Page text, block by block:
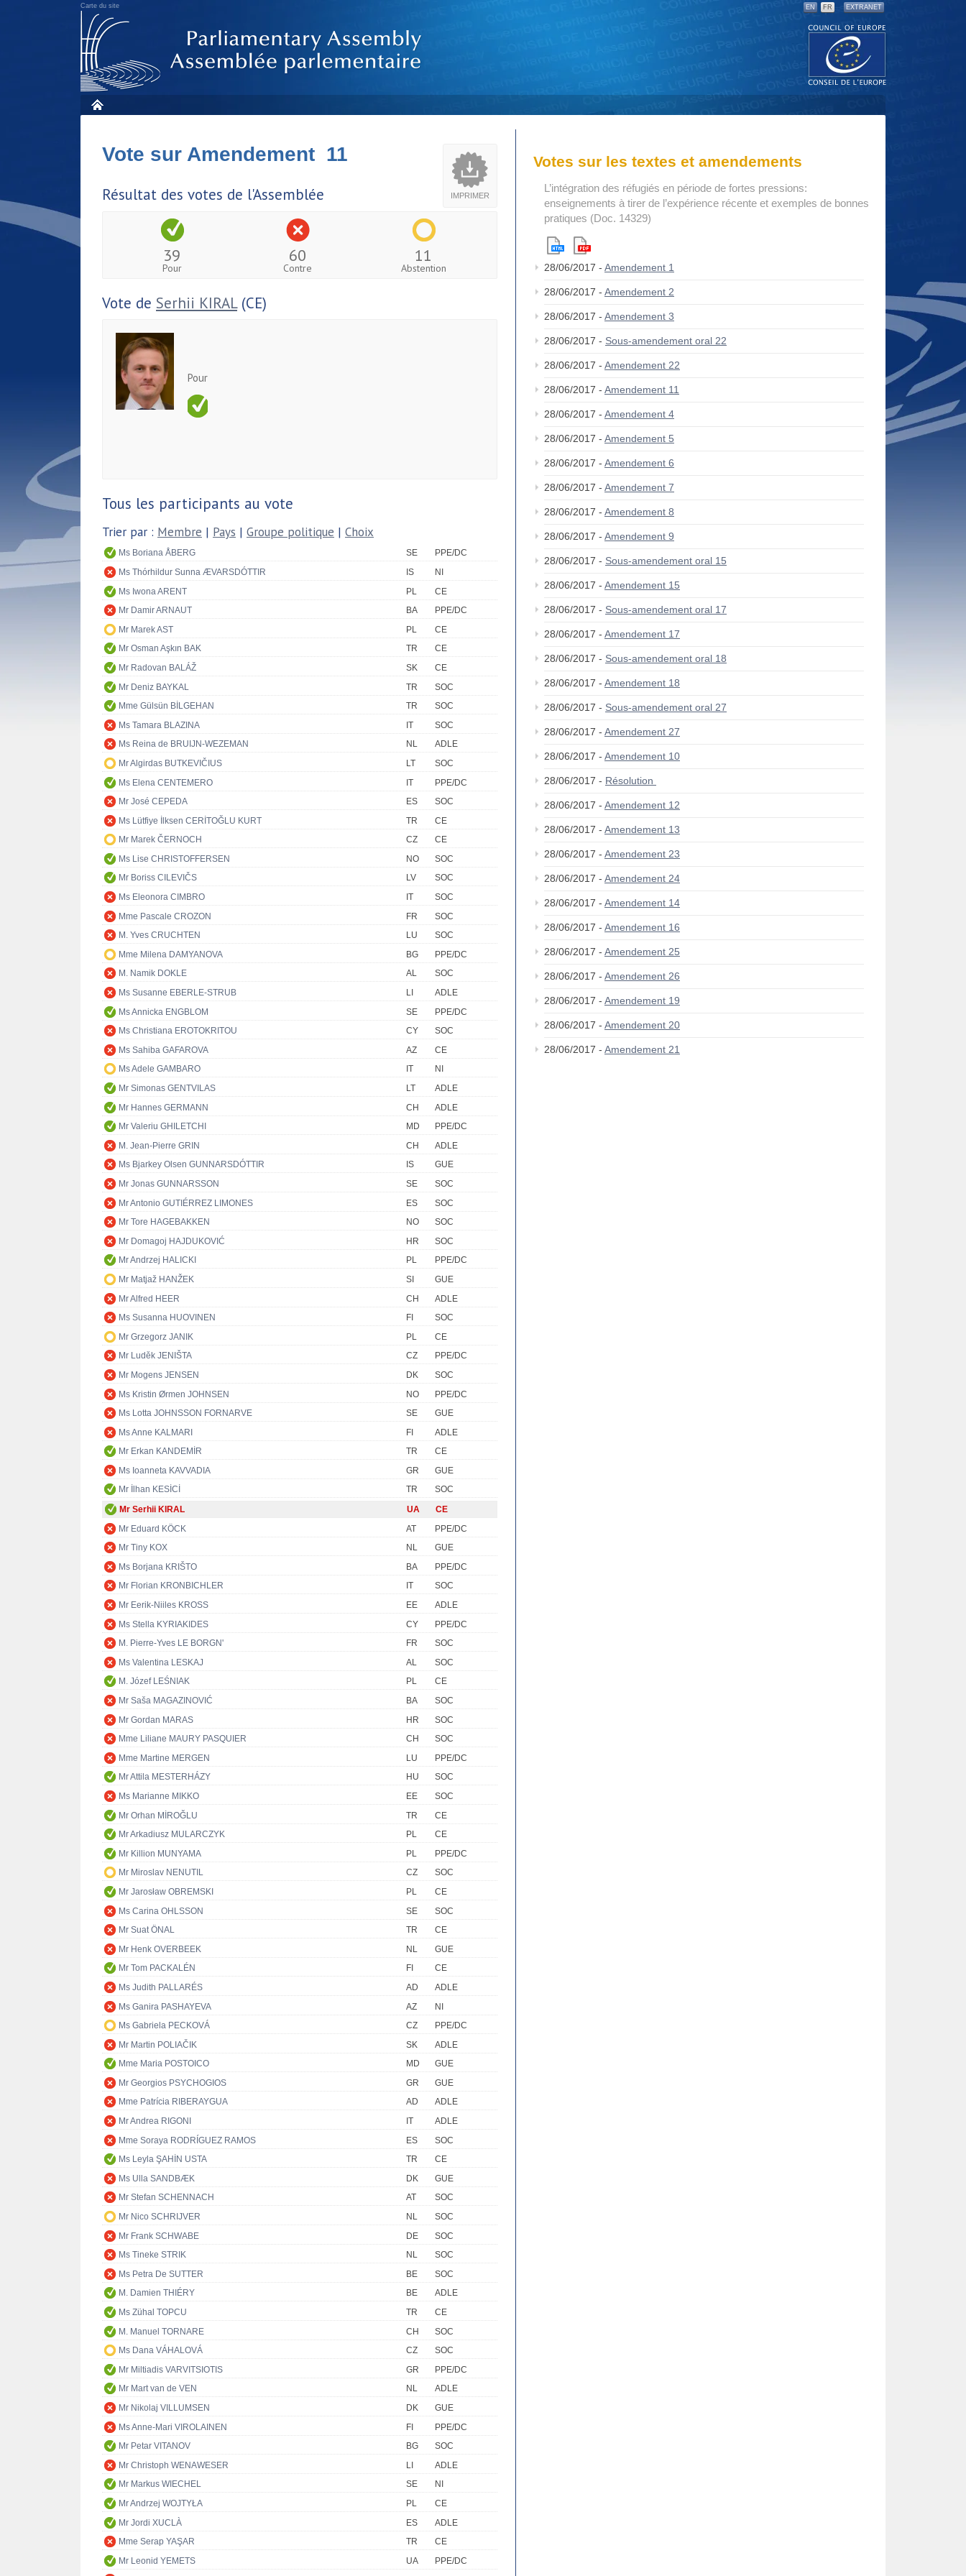
Carte du site EN FR EXTRANET
IMPRIMER
Vote sur Amendement 11
Résultat des votes de l'Assemblée
39
Pour
60
Contre
11
Abstention
Vote de Serhii KIRAL(CE)
Pour
Tous les participants au vote
Trier par : Membre | Pays | Groupe politique | Choix
Ms Boriana ÅBERG SE
PPE/DC
Ms Thórhildur Sunna ÆVARSDÓTTIR
IS
NI
Ms Iwona ARENT
PL
CE
Mr Damir ARNAUT
BA
PPE/DC
Mr Marek AST
PL
CE
Mr Osman Aşkın BAK
TR
CE
Mr Radovan BALÁŽ
SK
CE
Mr Deniz BAYKAL
TR
SOC
Mme Gülsün BİLGEHAN
TR
SOC
Ms Tamara BLAZINA
IT
SOC
Ms Reina de BRUIJN-WEZEMAN
NL
ADLE
Mr Algirdas BUTKEVIČIUS
LT
SOC
Ms Elena CENTEMERO
IT
PPE/DC
Mr José CEPEDA
ES
SOC
Ms Lütfiye İlksen CERİTOĞLU KURT
TR
CE
Mr Marek ČERNOCH
CZ
CE
Ms Lise CHRISTOFFERSEN
NO
SOC
Mr Boriss CILEVIČS
LV
SOC
Ms Eleonora CIMBRO
IT
SOC
Mme Pascale CROZON
FR
SOC
M. Yves CRUCHTEN
LU
SOC
Mme Milena DAMYANOVA
BG
PPE/DC
M. Namik DOKLE
AL
SOC
Ms Susanne EBERLE-STRUB
LI
ADLE
Ms Annicka ENGBLOM
SE
PPE/DC
Ms Christiana EROTOKRITOU
CY
SOC
Ms Sahiba GAFAROVA
AZ
CE
Ms Adele GAMBARO
IT
NI
Mr Simonas GENTVILAS
LT
ADLE
Mr Hannes GERMANN
CH
ADLE
Mr Valeriu GHILETCHI
MD
PPE/DC
M. Jean-Pierre GRIN
CH
ADLE
Ms Bjarkey Olsen GUNNARSDÓTTIR
IS
GUE
Mr Jonas GUNNARSSON
SE
SOC
Mr Antonio GUTIÉRREZ LIMONES
ES
SOC
Mr Tore HAGEBAKKEN
NO
SOC
Mr Domagoj HAJDUKOVIĆ
HR
SOC
Mr Andrzej HALICKI
PL
PPE/DC
Mr Matjaž HANŽEK
SI
GUE
Mr Alfred HEER
CH
ADLE
Ms Susanna HUOVINEN
FI
SOC
Mr Grzegorz JANIK
PL
CE
Mr Luděk JENIŠTA
CZ
PPE/DC
Mr Mogens JENSEN
DK
SOC
Ms Kristin Ørmen JOHNSEN
NO
PPE/DC
Ms Lotta JOHNSSON FORNARVE
SE
GUE
Ms Anne KALMARI
FI
ADLE
Mr Erkan KANDEMİR
TR
CE
Ms Ioanneta KAVVADIA
GR
GUE
Mr İlhan KESİCİ
TR
SOC
Mr Serhii KIRAL
UA
CE
Mr Eduard KÖCK
AT
PPE/DC
Mr Tiny KOX
NL
GUE
Ms Borjana KRIŠTO
BA
PPE/DC
Mr Florian KRONBICHLER
IT
SOC
Mr Eerik-Niiles KROSS
EE
ADLE
Ms Stella KYRIAKIDES
CY
PPE/DC
M. Pierre-Yves LE BORGN'
FR
SOC
Ms Valentina LESKAJ
AL
SOC
M. Józef LEŚNIAK
PL
CE
Mr Saša MAGAZINOVIĆ
BA
SOC
Mr Gordan MARAS
HR
SOC
Mme Liliane MAURY PASQUIER
CH
SOC
Mme Martine MERGEN
LU
PPE/DC
Mr Attila MESTERHÁZY
HU
SOC
Ms Marianne MIKKO
EE
SOC
Mr Orhan MİROĞLU
TR
CE
Mr Arkadiusz MULARCZYK
PL
CE
Mr Killion MUNYAMA
PL
PPE/DC
Mr Miroslav NENUTIL
CZ
SOC
Mr Jarosław OBREMSKI
PL
CE
Ms Carina OHLSSON
SE
SOC
Mr Suat ÖNAL
TR
CE
Mr Henk OVERBEEK
NL
GUE
Mr Tom PACKALÉN
FI
CE
Ms Judith PALLARÉS
AD
ADLE
Ms Ganira PASHAYEVA
AZ
NI
Ms Gabriela PECKOVÁ
CZ
PPE/DC
Mr Martin POLIAČIK
SK
ADLE
Mme Maria POSTOICO
MD
GUE
Mr Georgios PSYCHOGIOS
GR
GUE
Mme Patrícia RIBERAYGUA
AD
ADLE
Mr Andrea RIGONI
IT
ADLE
Mme Soraya RODRÍGUEZ RAMOS
ES
SOC
Ms Leyla ŞAHİN USTA
TR
CE
Ms Ulla SANDBÆK
DK
GUE
Mr Stefan SCHENNACH
AT
SOC
Mr Nico SCHRIJVER
NL
SOC
Mr Frank SCHWABE
DE
SOC
Ms Tineke STRIK
NL
SOC
Ms Petra De SUTTER
BE
SOC
M. Damien THIÉRY
BE
ADLE
Ms Zühal TOPCU
TR
CE
M. Manuel TORNARE
CH
SOC
Ms Dana VÁHALOVÁ
CZ
SOC
Mr Miltiadis VARVITSIOTIS
GR
PPE/DC
Mr Mart van de VEN
NL
ADLE
Mr Nikolaj VILLUMSEN
DK
GUE
Ms Anne-Mari VIROLAINEN
FI
PPE/DC
Mr Petar VITANOV
BG
SOC
Mr Christoph WENAWESER
LI
ADLE
Mr Markus WIECHEL
SE
NI
Mr Andrzej WOJTYŁA
PL
CE
Mr Jordi XUCLÀ
ES
ADLE
Mme Serap YAŞAR
TR
CE
Mr Leonid YEMETS
UA
PPE/DC
Votes sur les textes et amendements
L’intégration des réfugiés en période de fortes pressions:
enseignements à tirer de l’expérience récente et exemples de bonnes
pratiques (Doc. 14329)
28/06/2017 - Amendement 1
28/06/2017 - Amendement 2
28/06/2017 - Amendement 3
28/06/2017 - Sous-amendement oral 22
28/06/2017 - Amendement 22
28/06/2017 - Amendement 11
28/06/2017 - Amendement 4
28/06/2017 - Amendement 5
28/06/2017 - Amendement 6
28/06/2017 - Amendement 7
28/06/2017 - Amendement 8
28/06/2017 - Amendement 9
28/06/2017 - Sous-amendement oral 15
28/06/2017 - Amendement 15
28/06/2017 - Sous-amendement oral 17
28/06/2017 - Amendement 17
28/06/2017 - Sous-amendement oral 18
28/06/2017 - Amendement 18
28/06/2017 - Sous-amendement oral 27
28/06/2017 - Amendement 27
28/06/2017 - Amendement 10
28/06/2017 - Résolution
28/06/2017 - Amendement 12
28/06/2017 - Amendement 13
28/06/2017 - Amendement 23
28/06/2017 - Amendement 24
28/06/2017 - Amendement 14
28/06/2017 - Amendement 16
28/06/2017 - Amendement 25
28/06/2017 - Amendement 26
28/06/2017 - Amendement 19
28/06/2017 - Amendement 20
28/06/2017 - Amendement 21